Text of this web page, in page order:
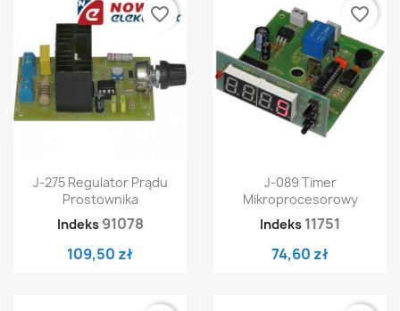
J-275 Regulator Prądu
Prostownika
Indeks 91078
109,50 zł
favorite_border
J-089 Timer
Mikroprocesorowy
Indeks 11751
74,60 zł
favorite_border